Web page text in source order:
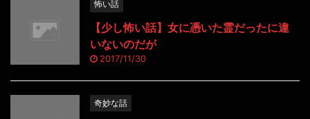
怖い話
【少し怖い話】女に憑いた霊だったに違
いないのだが
2017/11/30
奇妙な話